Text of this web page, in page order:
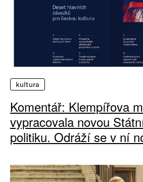
kultura
Komentář: Klempířova
vypracovala novou
politiku. Odráží se v ní